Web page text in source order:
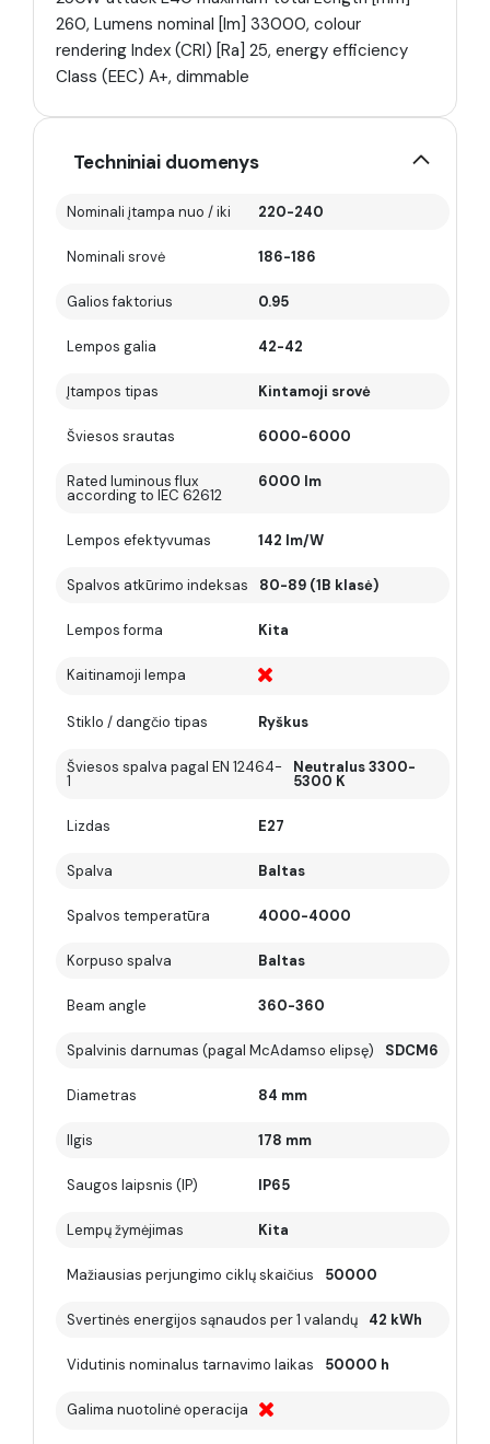
260, Lumens nominal [lm] 33000, colour
rendering Index (CRI) [Ra] 25, energy efficiency
Class (EEC) A+, dimmable
Techniniai duomenys
Nominali įtampa nuo / iki 220-240
Nominali srovė 186-186
Galios faktorius 0.95
Lempos galia 42-42
Įtampos tipas Kintamoji srovė
Šviesos srautas 6000-6000
Rated luminous flux
according to IEC 62612
6000 lm
Lempos efektyvumas 142 lm/W
Spalvos atkūrimo indeksas 80-89 (1B klasė)
Lempos forma Kita
Kaitinamoji lempa
Stiklo / dangčio tipas Ryškus
Šviesos spalva pagal EN 12464-
1
Neutralus 3300-
5300 K
Lizdas E27
Spalva Baltas
Spalvos temperatūra 4000-4000
Korpuso spalva Baltas
Beam angle 360-360
Spalvinis darnumas (pagal McAdamso elipsę) SDCM6
Diametras 84 mm
Ilgis 178 mm
Saugos laipsnis (IP) IP65
Lempų žymėjimas Kita
Mažiausias perjungimo ciklų skaičius 50000
Svertinės energijos sąnaudos per 1 valandų 42 kWh
Vidutinis nominalus tarnavimo laikas 50000 h
Galima nuotolinė operacija